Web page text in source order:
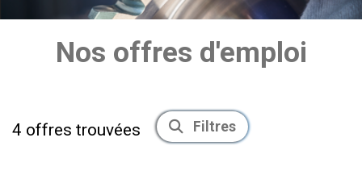
Nos offres d'emploi
4 offres trouvées Filtres